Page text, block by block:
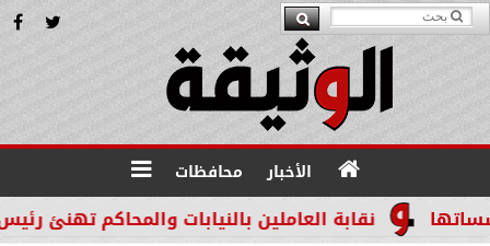
الأخبار محافظات
نقابة العاملين بالنيابات والمحاكم تهنئ رئيس